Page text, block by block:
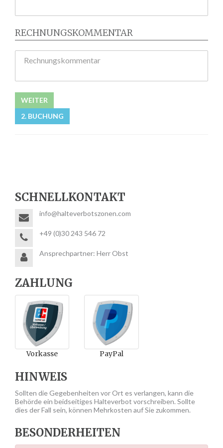
RECHNUNGSKOMMENTAR
Rechnungskommentar
WEITER
2. BUCHUNG
SCHNELLKONTAKT
info@halteverbotszonen.com
+49 (0)30 243 546 72
Ansprechpartner: Herr Obst
ZAHLUNG
Vorkasse PayPal
HINWEIS
Sollten die Gegebenheiten vor Ort es verlangen, kann die
Behörde ein beidseitiges Halteverbot vorschreiben. Sollte
dies der Fall sein, können Mehrkosten auf Sie zukommen.
BESONDERHEITEN